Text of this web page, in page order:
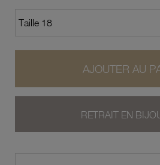
AJOUTER AU
RETRAIT EN